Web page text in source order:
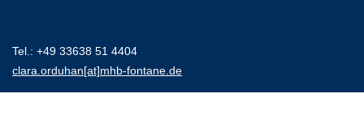
Tel.: +49 33638 51 4404
clara.orduhan[at]mhb-fontane.de